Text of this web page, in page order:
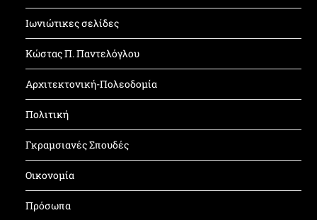
Ιωνιώτικες σελίδες
Κώστας Π. Παντελόγλου
Αρχιτεκτονική-Πολεοδομία
Πολιτική
Γκραμσιανές Σπουδές
Οικονομία
Πρόσωπα